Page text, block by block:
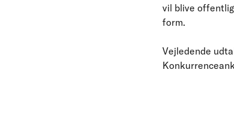
vil blive
form.
Vejledende